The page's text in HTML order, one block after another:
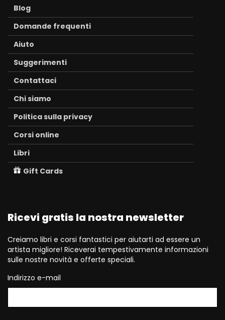
Blog
Domande frequenti
Aiuto
Suggerimenti
Contattaci
Chi siamo
Politica sulla privacy
Corsi online
Libri
Gift Cards
Ricevi gratis la nostra newsletter
Creiamo libri e corsi fantastici per aiutarti ad essere un
artista migliore! Riceverai tempestivamente informazioni
sulle nostre novità e offerte speciali.
Indirizzo e-mail